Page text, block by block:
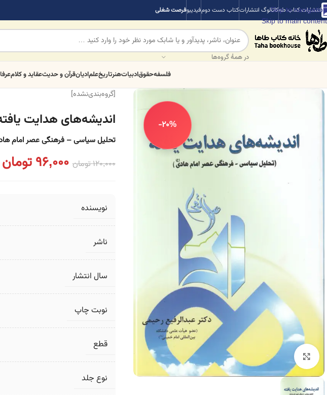
Skip to navigation
Skip to main content
انتشارات کتاب طهکاتالوگ انتشاراتکتاب دست دومفیدیبوفرصت شغلی
در همهٔ گروه‌ها
فلسفهحقوقادبیاتهنرتاریخعلمادیانقرآن و حدیثعقاید و کلام
-20%
برای بزرگنمایی کلیک کنید
[گروه‌بندی‌نشده]
اندیشه‌های هدایت
تحلیل سیاسی – فرهنگی عصر امام
120,000تومان 96,000 تومان
نویسنده
ناشر
سال انتشار
نوبت چاپ
قطع
نوع جلد